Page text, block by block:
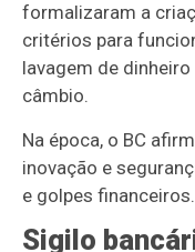
formalizaram a
critérios para
lavagem de
câmbio.
Na época, o BC
inovação e
e golpes financeiros.
Sigilo